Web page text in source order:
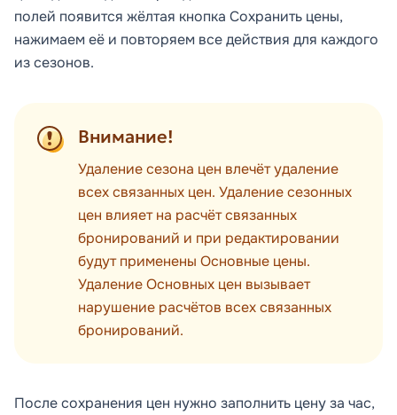
полей появится жёлтая кнопка Сохранить цены,
нажимаем её и повторяем все действия для каждого
из сезонов.
Внимание!
Удаление сезона цен влечёт удаление
всех связанных цен. Удаление сезонных
цен влияет на расчёт связанных
бронирований и при редактировании
будут применены Основные цены.
Удаление Основных цен вызывает
нарушение расчётов всех связанных
бронирований.
После сохранения цен нужно заполнить цену за час,